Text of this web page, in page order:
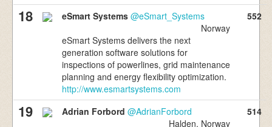
18 eSmart Systems @eSmart_Systems
Norway
eSmart Systems delivers the next
generation software solutions for
inspections of powerlines, grid maintenance
planning and energy flexibility optimization.
http://www.esmartsystems.com
552
19 Adrian Forbord @AdrianForbord
Halden, Norway
514